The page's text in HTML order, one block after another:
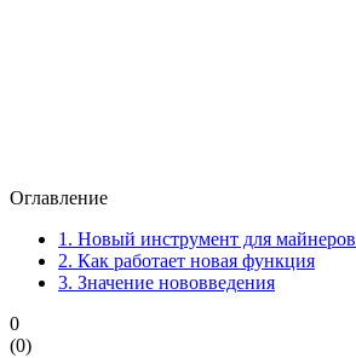
Оглавление
1. Новый инструмент для майнеров
2. Как работает новая функция
3. Значение нововведения
0
(0)